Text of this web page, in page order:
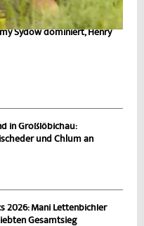
Sydow dominiert, Henry
in Großlöbichau:
und Chlum an
2026: Mani Lettenbichler
Gesamtsieg